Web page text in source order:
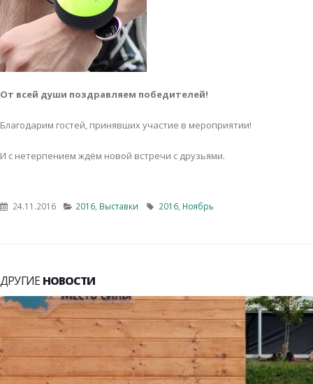
От всей души поздравляем победителей!
Благодарим гостей, принявших участие в мероприятии!
И с нетерпением ждём новой встречи с друзьями.
24.11.2016 2016 Выставки 2016 Ноябрь
ДРУГИЕ НОВОСТИ